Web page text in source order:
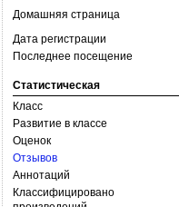
Домашняя страница
Дата регистрации
Последнее посещение
Статистическая
Класс
Развитие в классе
Оценок
Отзывов
Аннотаций
Классифицировано